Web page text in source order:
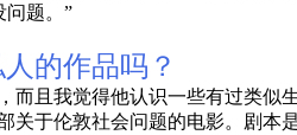
问题。”
的作品吗？
且我觉得他认识一些有过类
于伦敦社会问题的电影。剧